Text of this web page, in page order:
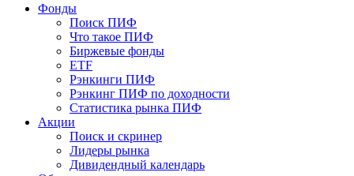
Фонды
Поиск ПИФ
Что такое ПИФ
Биржевые фонды
ETF
Рэнкинги ПИФ
Рэнкинг ПИФ по доходности
Статистика рынка ПИФ
Акции
Поиск и скринер
Лидеры рынка
Дивидендный календарь